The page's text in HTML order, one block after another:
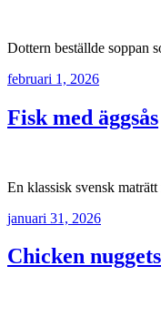
Dottern beställde soppan
februari 1, 2026
Fisk med äggsås
En klassisk svensk
januari 31, 2026
Chicken nuggets